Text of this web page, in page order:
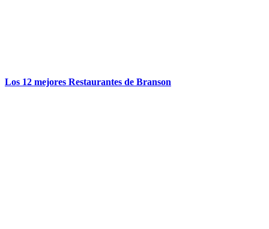
Los 12 mejores Restaurantes de Branson